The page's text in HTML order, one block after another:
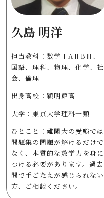
久島 明洋
担当教科：数学ⅠAⅡBⅢ、
国語、理科、物理、化学、社
会、倫理
出身高校：穎明館高
大学：東京大学理科一類
ひとこと：難関大の受験では
問題集の問題が解けるだけで
なく、本質的な数学力を身に
つける必要があります。過去
問で手ごたえが感じられない
方、ご相談ください。